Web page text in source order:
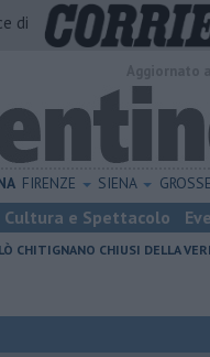
di
FIRENZE SIENA
Cultura e Spettacolo
CHITIGNANO CHIUSI DELLA